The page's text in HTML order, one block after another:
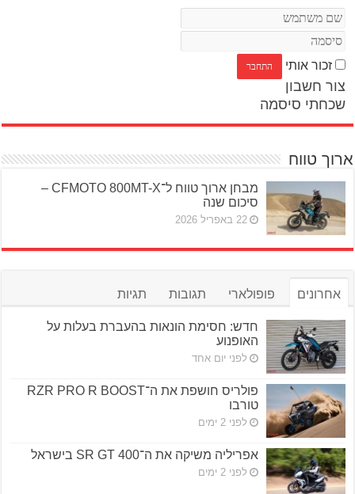
זכור אותי
צור חשבון
שכחתי סיסמה
ארוך טווח
מבחן ארוך טווח ל־CFMOTO 800MT-X –
סיכום שנה
22 באפריל 2026
אחרונים פופולארי תגובות תגיות
חדש: חסימת הונאות בהעברת בעלות על
האופנוע
לפני יום אחד
פולריס חושפת את ה־RZR PRO R BOOST
טורבו
לפני 2 ימים
אפריליה משיקה את ה־SR GT 400 בישראל
לפני 2 ימים